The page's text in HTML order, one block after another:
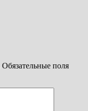
Обязательные поля